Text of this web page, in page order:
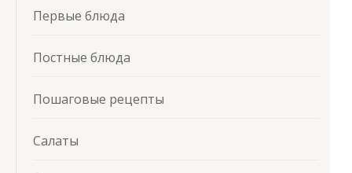
Первые блюда
Постные блюда
Пошаговые рецепты
Салаты